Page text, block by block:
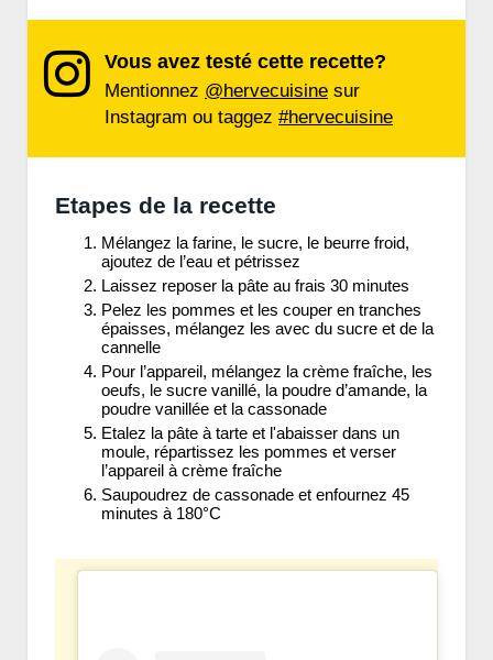
Vous avez testé cette recette?
Mentionnez @hervecuisine sur
Instagram ou taggez #hervecuisine
Etapes de la recette
Mélangez la farine, le sucre, le beurre froid,
ajoutez de l’eau et pétrissez
Laissez reposer la pâte au frais 30 minutes
Pelez les pommes et les couper en tranches
épaisses, mélangez les avec du sucre et de la
cannelle
Pour l’appareil, mélangez la crème fraîche, les
oeufs, le sucre vanillé, la poudre d’amande, la
poudre vanillée et la cassonade
Etalez la pâte à tarte et l'abaisser dans un
moule, répartissez les pommes et verser
l’appareil à crème fraîche
Saupoudrez de cassonade et enfournez 45
minutes à 180°C